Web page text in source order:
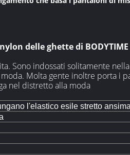
delle ghette di
Sono indossati solitamente
Molta gente inoltre porta i
nel distretto alla moda
l'elastico esile stretto